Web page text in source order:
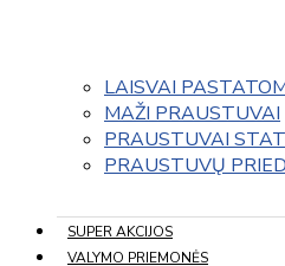
LAISVAI
MAŽI PRAUSTUVAI
PRAUSTUVAI
PRAUSTUVŲ
SUPER AKCIJOS
VALYMO PRIEMONĖS